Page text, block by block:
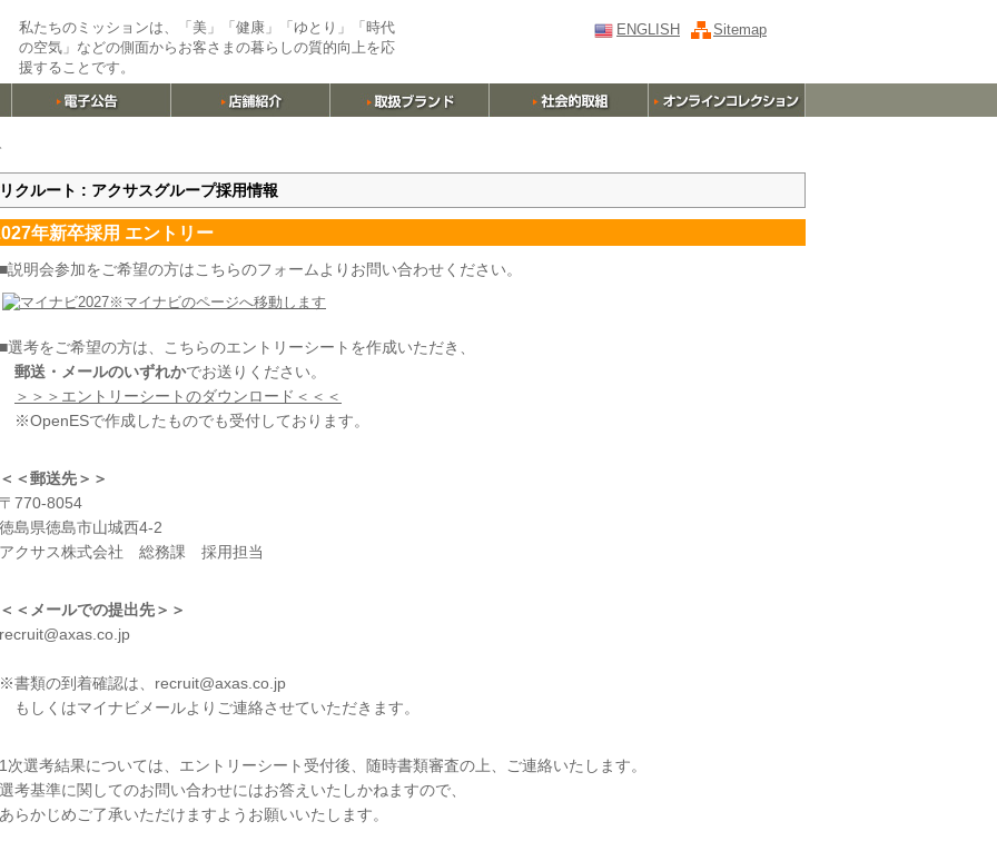
私たちのミッションは、「美」「健康」「ゆとり」「時代
の空気」などの側面からお客さまの暮らしの質的向上を応
援することです。
ENGLISH Sitemap
リクルート : アクサスグループ採用情報
年新卒採用 エントリー
■説明会参加をご希望の方はこちらのフォームよりお問い合わせください。
※マイナビのページへ移動します
■選考をご希望の方は、こちらのエントリーシートを作成いただき、
郵送・メールのいずれかでお送りください。
＞＞＞エントリーシートのダウンロード＜＜＜
※OpenESで作成したものでも受付しております。
＜＜郵送先＞＞
〒770-8054
徳島県徳島市山城西4-2
アクサス株式会社 総務課 採用担当
＜＜メールでの提出先＞＞
recruit@axas.co.jp
※書類の到着確認は、recruit@axas.co.jp
もしくはマイナビメールよりご連絡させていただきます。
1次選考結果については、エントリーシート受付後、随時書類審査の上、ご連絡いたします。
選考基準に関してのお問い合わせにはお答えいたしかねますので、
あらかじめご了承いただけますようお願いいたします。